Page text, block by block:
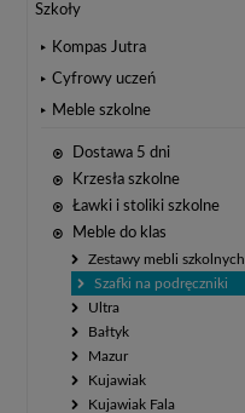
Szkoły
Kompas Jutra
Cyfrowy uczeń
Meble szkolne
Dostawa 5 dni
Krzesła szkolne
Ławki i stoliki szkolne
Meble do klas
Zestawy mebli szkolnych
Szafki na podręczniki
Ultra
Bałtyk
Mazur
Kujawiak
Kujawiak Fala